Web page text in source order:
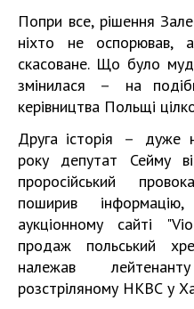
Попри все, рішення
ніхто не оспорював,
скасоване. Що було
змінилася － на
керівництва Польщі
Друга історія － дуже
року депутат Сейму
проросійський
поширив
аукціонному сайті
продаж польський
належав
розстріляному НКВС у